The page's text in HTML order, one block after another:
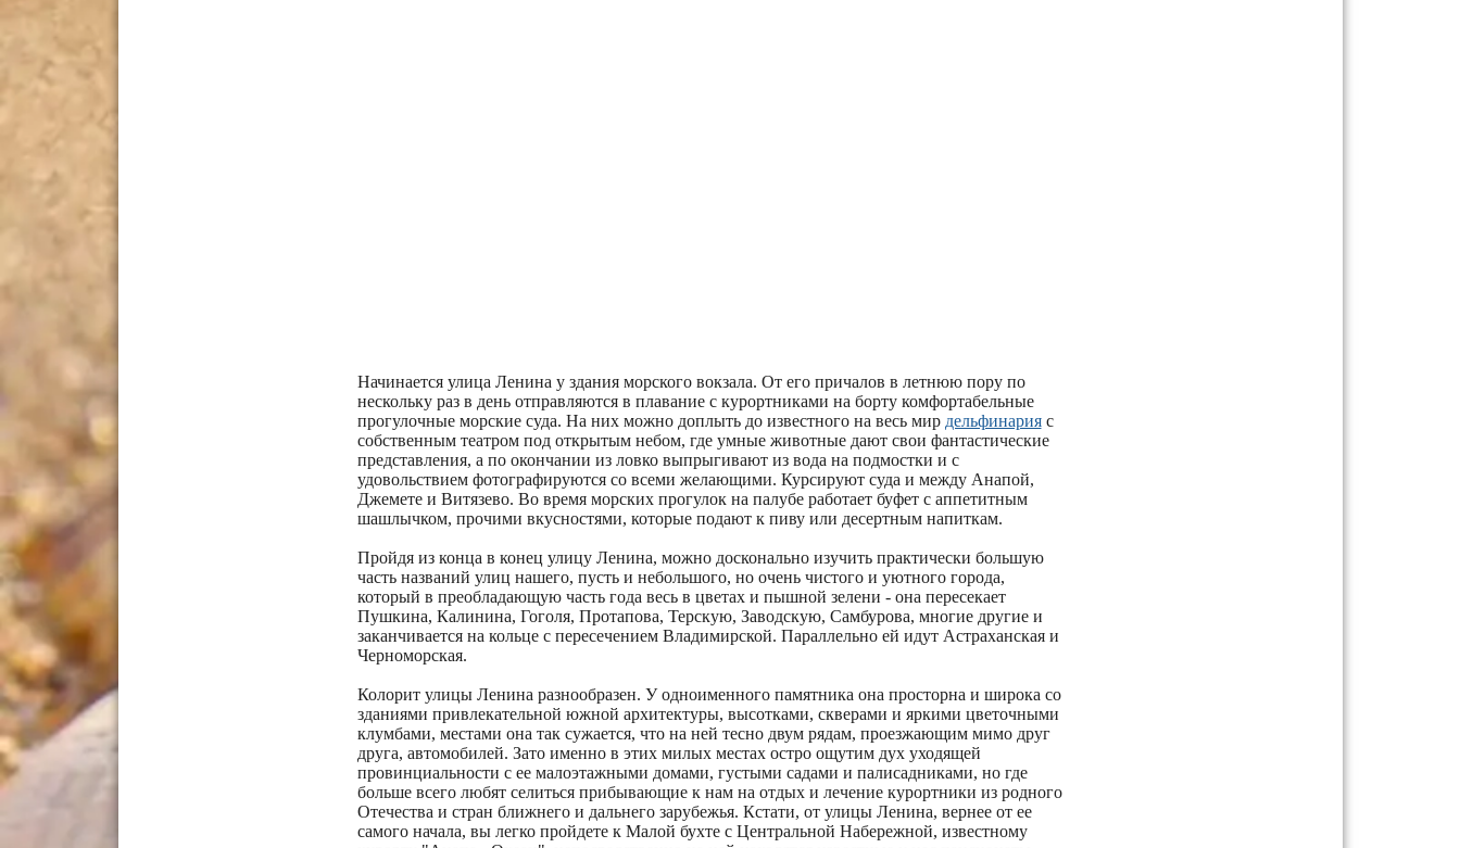
Начинается улица Ленина у здания морского вокзала. От его причалов в летнюю пору по
нескольку раз в день отправляются в плавание с курортниками на борту комфортабельные
прогулочные морские суда. На них можно доплыть до известного на весь мир дельфинарияс
собственным театром под открытым небом, где умные животные дают свои фантастические
представления, а по окончании из ловко выпрыгивают из вода на подмостки и с
удовольствием фотографируются со всеми желающими. Курсируют суда и между Анапой,
Джемете и Витязево. Во время морских прогулок на палубе работает буфет с аппетитным
шашлычком, прочими вкусностями, которые подают к пиву или десертным напиткам.
Пройдя из конца в конец улицу Ленина, можно досконально изучить практически большую
часть названий улиц нашего, пусть и небольшого, но очень чистого и уютного города,
который в преобладающую часть года весь в цветах и пышной зелени - она пересекает
Пушкина, Калинина, Гоголя, Протапова, Терскую, Заводскую, Самбурова, многие другие и
заканчивается на кольце с пересечением Владимирской. Параллельно ей идут Астраханская и
Черноморская.
Колорит улицы Ленина разнообразен. У одноименного памятника она просторна и широка со
зданиями привлекательной южной архитектуры, высотками, скверами и яркими цветочными
клумбами, местами она так сужается, что на ней тесно двум рядам, проезжающим мимо друг
друга, автомобилей. Зато именно в этих милых местах остро ощутим дух уходящей
провинциальности с ее малоэтажными домами, густыми садами и палисадниками, но где
больше всего любят селиться прибывающие к нам на отдых и лечение курортники из родного
Отечества и стран ближнего и дальнего зарубежья. Кстати, от улицы Ленина, вернее от ее
самого начала, вы легко пройдете к Малой бухте с Центральной Набережной, известному